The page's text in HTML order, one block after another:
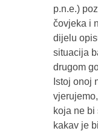
p.n.e.)
čovjeka i
dijelu
situacija
drugom
Istoj onoj
koja ne bi
kakav je